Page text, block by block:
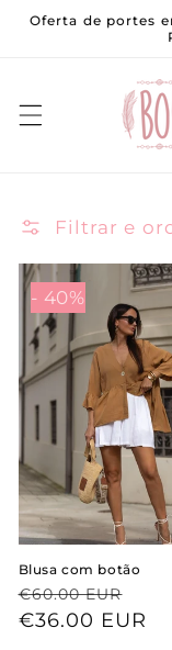
para o
Oferta de portes
Filtrar e
Blusa com botão
Preço
normal
€60.00 EUR
Preço
de
€36.00 EUR
- 40%